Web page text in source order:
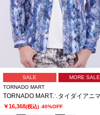
SALE
MORE SALE
TORNADO MART
￥16,368(税込) 40%OFF